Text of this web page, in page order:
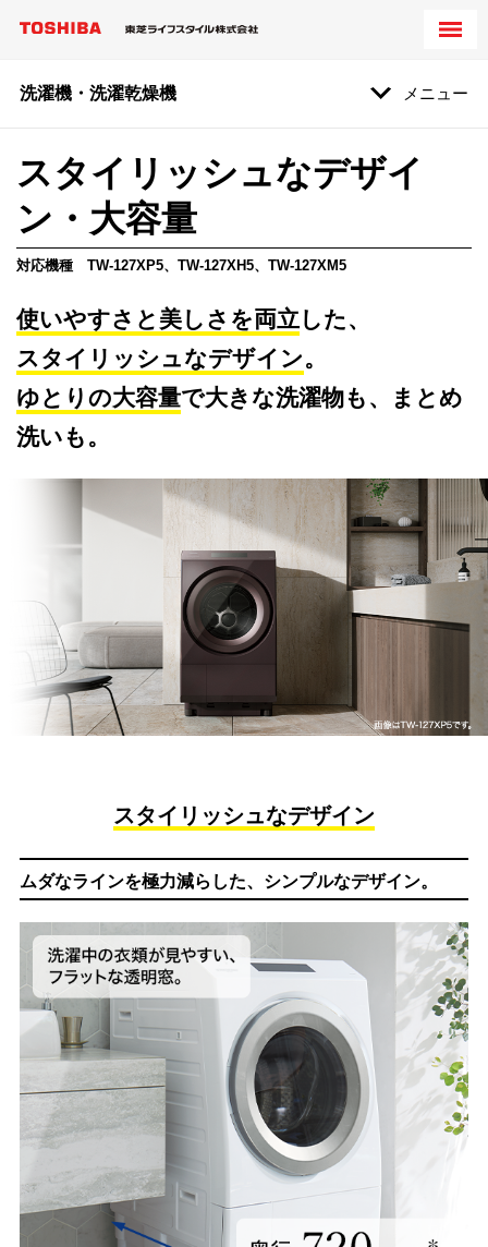
洗濯機・洗濯乾燥機 メニュー
スタイリッシュなデザイ
ン・ 大容量
対応機種 TW-127XP5、 TW-127XH5、 TW-127XM5
使いやすさと美しさを両立 した、
スタイリッシュなデザイン。
ゆとりの大容量で大きな洗濯物も、まとめ
洗いも。
スタイリッシュなデザイン
ムダなラインを極力減らした、 シンプルなデザイン。